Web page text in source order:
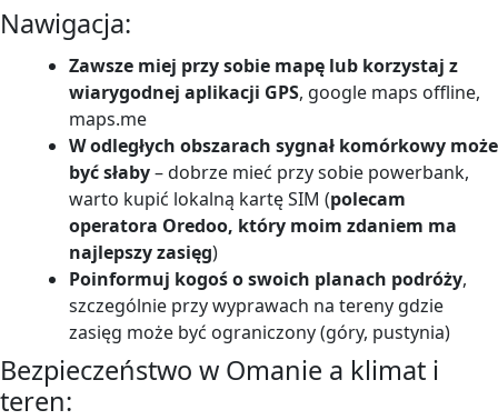
Nawigacja:
Zawsze miej przy sobie mapę lub korzystaj z
wiarygodnej aplikacji GPS, google maps offline,
maps.me
W odległych obszarach sygnał komórkowy może
być słaby– dobrze mieć przy sobie powerbank,
warto kupić lokalną kartę SIM (polecam
operatora Oredoo, który moim zdaniem ma
najlepszy zasięg)
Poinformuj kogoś o swoich planach podróży,
szczególnie przy wyprawach na tereny gdzie
zasięg może być ograniczony (góry, pustynia)
Bezpieczeństwo w Omanie a klimat i
teren: